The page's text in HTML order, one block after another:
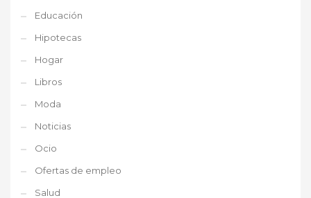
Educación
Hipotecas
Hogar
Libros
Moda
Noticias
Ocio
Ofertas de empleo
Salud